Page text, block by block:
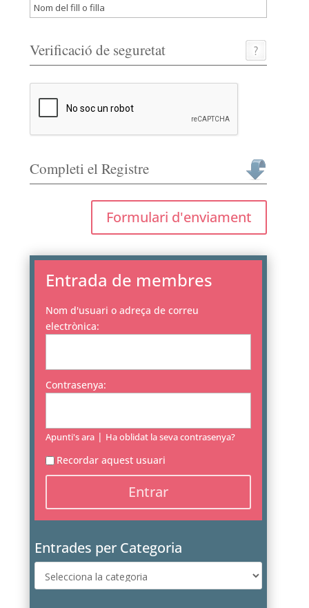
Verificació de seguretat
Completi el Registre
Formulari d'enviament
Entrada de membres
Nom d'usuari o adreça de correu
electrònica:
Contrasenya:
Apunti's ara | Ha oblidat la seva contrasenya?
Recordar aquest usuari
Entrades per Categoria
per